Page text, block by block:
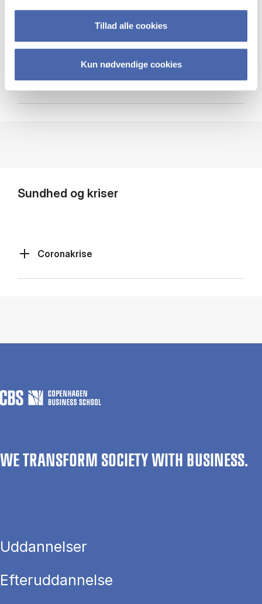
Tillad alle cookies
Kun nødvendige cookies
Cybersikkerhed
Sundhed og kriser
Coronakrise
WE TRANSFORM SOCIETY WITH BUSINESS.
Uddannelser
Efteruddannelse